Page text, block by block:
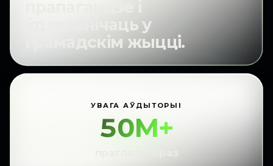
ўдзельнічаць у
грамадскім жыцці.
УВАГА АЎДЫТОРЫІ
50M+